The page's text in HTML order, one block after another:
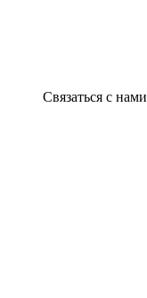
Связаться с нами